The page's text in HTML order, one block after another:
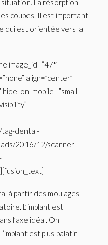
La résorption
coupes. Il est important
qui est orientée vers la
image_id=”47″
align=”center”
tag-dental-
2016/12/scanner-
à partir des moulages
L’implant est
l’axe idéal. On
est plus palatin